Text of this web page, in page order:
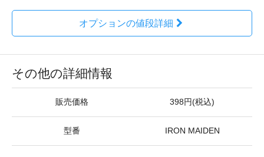
オプションの値段詳細
その他の詳細情報
販売価格 398円(税込)
型番 IRON MAIDEN